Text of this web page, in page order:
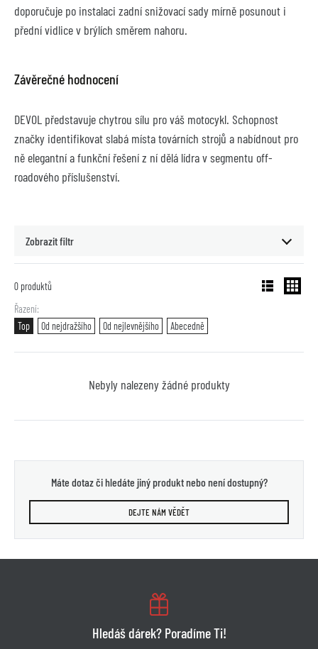
doporučuje po instalaci zadní snižovací sady mírně posunout i
přední vidlice v brýlích směrem nahoru.
Závěrečné hodnocení
DEVOL představuje chytrou sílu pro váš motocykl. Schopnost
značky identifikovat slabá místa továrních strojů a nabídnout pro
ně elegantní a funkční řešení z ní dělá lídra v segmentu off-
roadového příslušenství.
Zobrazit filtr
0 produktů
Řazení
Top
Od nejdražšího Od nejlevnějšího Abecedně
Nebyly nalezeny žádné produkty
Máte dotaz či hledáte jiný produkt nebo není dostupný?
DEJTE NÁM VĚDĚT
Hledáš dárek? Poradíme Ti!